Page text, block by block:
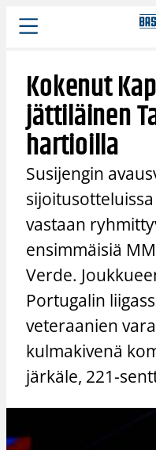
Siirry
sisältöön
Kokenut
jättiläinen
hartioilla
Susijengin
vastaan
ensimmäisiä
Verde.
Portugalin
veteraanien
kulmakivenä
järkäle, 221-